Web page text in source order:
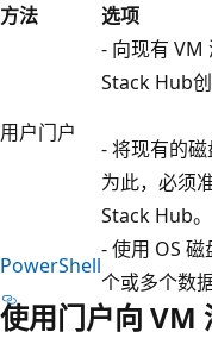
方法
选项
用户门户
- 向现有 VM
Stack Hub创
- 将现有的磁
为此，必须
Stack Hub。
PowerShell
- 使用 OS
个或多个数
使用门户向 VM